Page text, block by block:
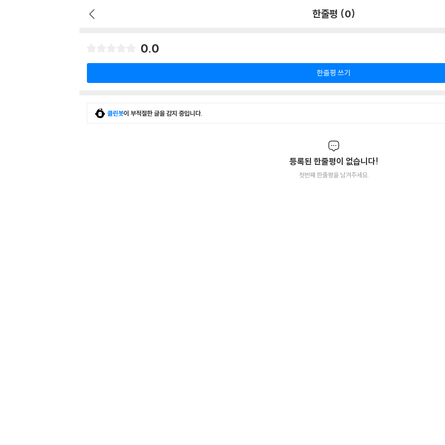
한줄평 (0)
0.0
한줄평 쓰기
클린봇이 부적절한 글을 감지 중입니다.
등록된 한줄평이 없습니다!
첫번째 한줄평을 남겨주세요.